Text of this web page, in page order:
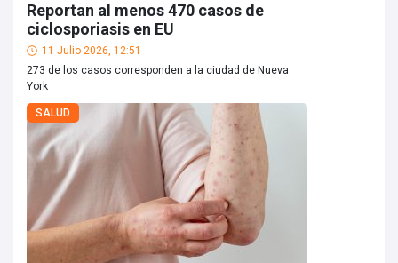
Reportan al menos 470 casos de
ciclosporiasis en EU
11 Julio 2026, 12:51
273 de los casos corresponden a la ciudad de Nueva
York
SALUD